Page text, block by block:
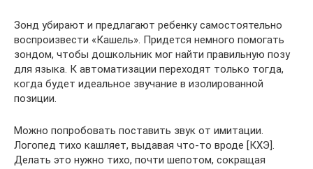
Зонд убирают и предлагают ребенку самостоятельно
воспроизвести «Кашель». Придется немного помогать
зондом, чтобы дошкольник мог найти правильную позу
для языка. К автоматизации переходят только тогда,
когда будет идеальное звучание в изолированной
позиции.
Можно попробовать поставить звук от имитации.
Логопед тихо кашляет, выдавая что-то вроде [КХЭ].
Делать это нужно тихо, почти шепотом, сокращая